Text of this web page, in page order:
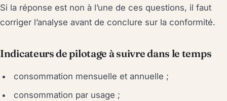
Si la réponse est non à l’une de ces questions, il faut
corriger l’analyse avant de conclure sur la conformité.
Indicateurs de pilotage à suivre dans le temps
consommation mensuelle et annuelle ;
consommation par usage ;